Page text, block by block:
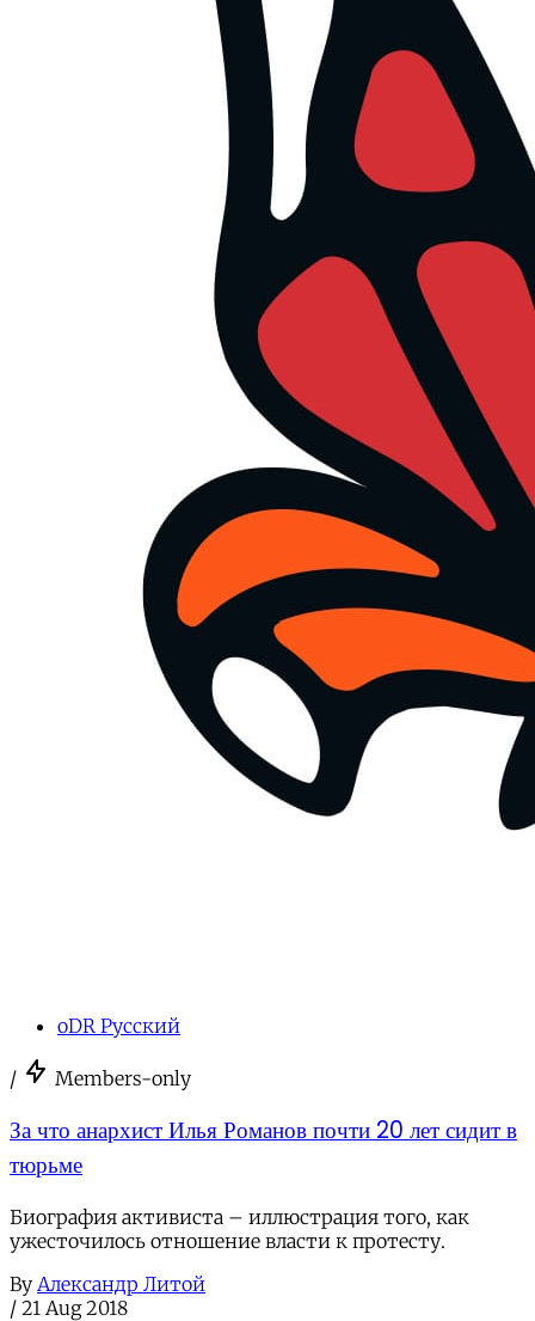
oDR Русский
/ Members-only
За что анархист Илья Романов почти 20 лет сидит в
тюрьме
Биография активиста – иллюстрация того, как
ужесточилось отношение власти к протесту.
By Александр Литой
/ 21 Aug 2018